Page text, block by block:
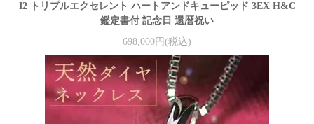
I2 トリプルエクセレント ハートアンドキューピッド 3EX H&C
鑑定書付 記念日 還暦祝い
698,000円(税込)